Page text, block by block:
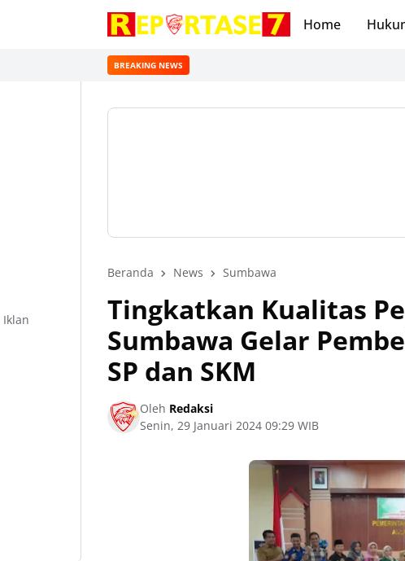
Home
BREAKING NEWS
Beranda News Sumbawa
Tingkatkan Kualitas
Sumbawa Gelar
SP dan SKM
Oleh Redaksi
Senin, 29 Januari 2024 09:29 WIB
Iklan